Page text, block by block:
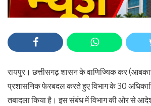
रायपुर। छत्तीसगढ़ शासन के वाणिज्यिक कर
प्रशासनिक फेरबदल करते हुए विभाग के 30
तबादला किया है। इस संबंध में विभाग की ओर से